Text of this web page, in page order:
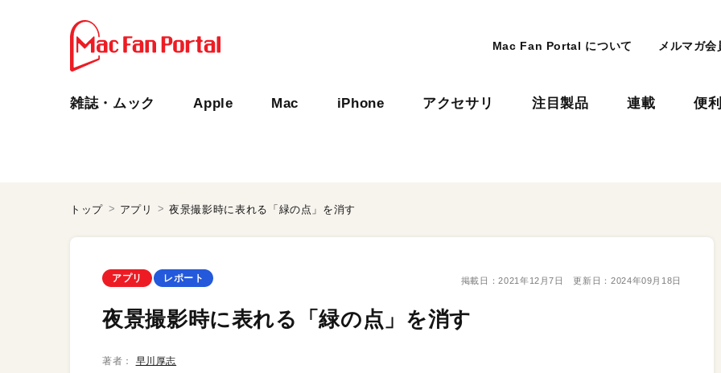
Mac Fan Portal について メルマガ会
雑誌・ムック Apple Mac iPhone アクセサリ 注目製品 連載 便
トップ アプリ 夜景撮影時に表れる「緑の点」を消す
アプリ レポート 掲載日：2021年12月7日 更新日： 2024年09月18日
夜景撮影時に表れる「緑の点」を消す
著者： 早川厚志